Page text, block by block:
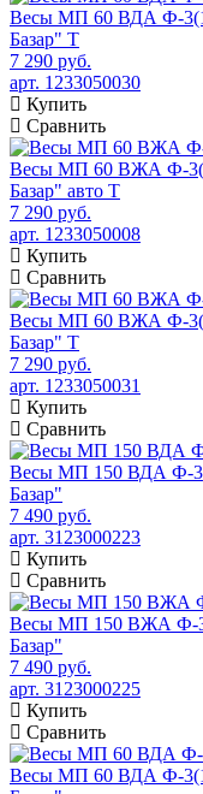
Весы МП 60 ВДА Ф-
Базар" Т
7 290 руб.
арт. 1233050030
Купить
Сравнить
Весы МП 60 ВЖА Ф-
Базар" авто Т
7 290 руб.
арт. 1233050008
Купить
Сравнить
Весы МП 60 ВЖА Ф-
Базар" Т
7 290 руб.
арт. 1233050031
Купить
Сравнить
Весы МП 150 ВДА Ф-
Базар"
7 490 руб.
арт. 3123000223
Купить
Сравнить
Весы МП 150 ВЖА Ф-
Базар"
7 490 руб.
арт. 3123000225
Купить
Сравнить
Весы МП 60 ВДА Ф-